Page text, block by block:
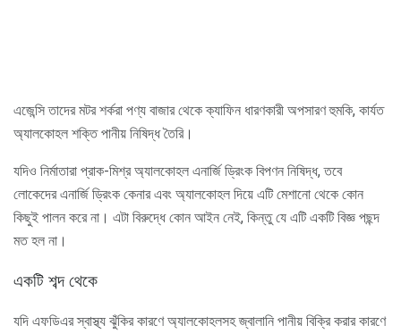
এজেন্সি তাদের মটর শর্করা পণ্য বাজার থেকে ক্যাফিন ধারণকারী অপসারণ হুমকি, কার্যত
অ্যালকোহল শক্তি পানীয় নিষিদ্ধ তৈরি।
যদিও নির্মাতারা প্রাক-মিশ্র অ্যালকোহল এনার্জি ড্রিংক বিপণন নিষিদ্ধ, তবে
লোকেদের এনার্জি ড্রিংক কেনার এবং অ্যালকোহল দিয়ে এটি মেশানো থেকে কোন
কিছুই পালন করে না। এটা বিরুদ্ধে কোন আইন নেই, কিন্তু যে এটি একটি বিজ্ঞ পছন্দ
মত হল না।
একটি শব্দ থেকে
যদি এফডিএর স্বাস্থ্য ঝুঁকির কারণে অ্যালকোহলসহ জ্বালানি পানীয় বিক্রি করার কারণে